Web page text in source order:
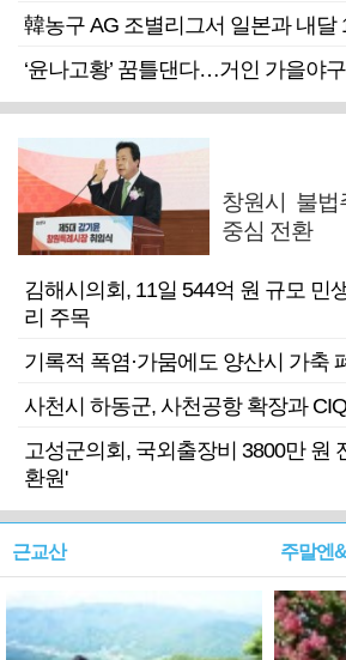
韓농구 AG 조별리그서 일본과 내달
‘윤나고황’ 꿈틀댄다…거인 가을야
창원시 불
중심 전환
김해시의회, 11일 544억 원 규모 민
리 주목
기록적 폭염·가뭄에도 양산시 가축
사천시 하동군, 사천공항 확장과
고성군의회, 국외출장비 3800만 원
환원'
근교산 주말엔